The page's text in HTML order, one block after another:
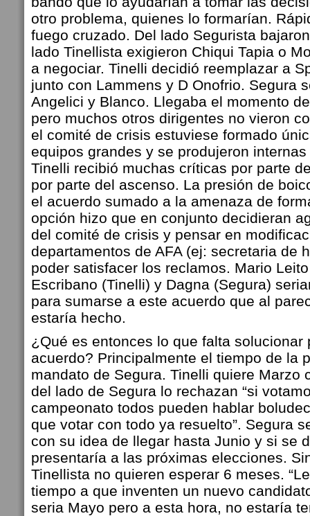
otro problema, quienes lo formarían.
fuego cruzado. Del lado Segurista
lado Tinellista exigieron Chiqui Tapia o
a negociar. Tinelli decidió reemplazar a
junto con Lammens y D Onofrio. Segura
Angelici y Blanco. Llegaba el momento
pero muchos otros dirigentes no vieron
el comité de crisis estuviese formado
equipos grandes y se produjeron
Tinelli recibió muchas críticas por parte
por parte del ascenso. La presión de
el acuerdo sumado a la amenaza de
opción hizo que en conjunto decidieran
del comité de crisis y pensar en
departamentos de AFA (ej: secretaria de
poder satisfacer los reclamos. Mario
Escribano (Tinelli) y Dagna (Segura)
para sumarse a este acuerdo que al
estaría hecho.
¿Qué es entonces lo que falta solucionar
acuerdo? Principalmente el tiempo de la
mandato de Segura. Tinelli quiere Marzo
del lado de Segura lo rechazan “si
campeonato todos pueden hablar
que votar con todo ya resuelto”. Segura
con su idea de llegar hasta Junio y si se
presentaría a las próximas elecciones.
Tinellista no quieren esperar 6 meses.
tiempo a que inventen un nuevo
seria Mayo pero a esta hora, no estaría